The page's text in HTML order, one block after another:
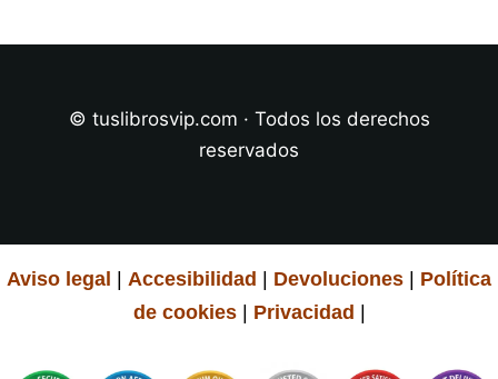
© tuslibrosvip.com · Todos los derechos
reservados
Aviso legal | Accesibilidad | Devoluciones | Política
de cookies| Privacidad |